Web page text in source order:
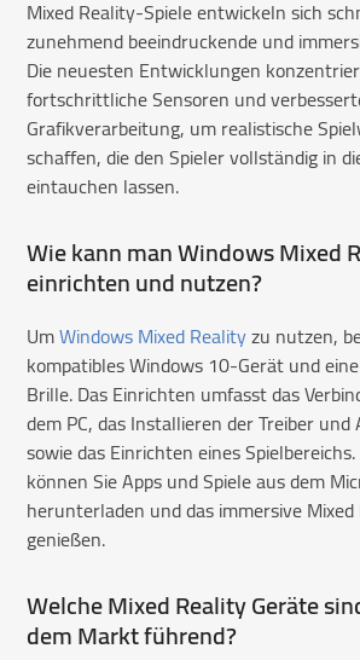
Mixed Reality-Spiele entwickeln sich
zunehmend beeindruckende und
Die neuesten Entwicklungen
fortschrittliche Sensoren und
Grafikverarbeitung, um realistische
schaffen, die den Spieler vollständig in
eintauchen lassen.
Wie kann man Windows Mixed
einrichten und nutzen?
UmWindows Mixed Realityzu nutzen,
kompatibles Windows 10-Gerät und
Brille. Das Einrichten umfasst das
dem PC, das Installieren der Treiber
sowie das Einrichten eines
können Sie Apps und Spiele aus dem
herunterladen und das immersive
genießen.
Welche Mixed Reality Geräte
dem Markt führend?